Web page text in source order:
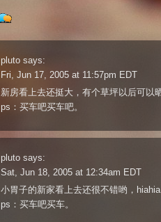
pluto says:
Fri, Jun 17, 2005 at 11:57pm EDT
新房看上去还挺大，有个草坪以后可以
ps：买车吧买车吧。
pluto says:
Sat, Jun 18, 2005 at 12:34am EDT
小胃子的新家看上去还很不错哟，
ps：买车吧买车。